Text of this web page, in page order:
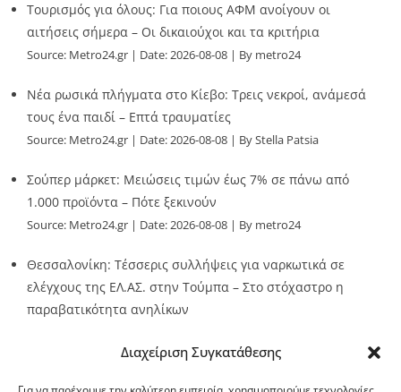
Διαχείριση Συγκατάθεσης
Τουρισμός για όλους: Για ποιους ΑΦΜ ανοίγουν οι
αιτήσεις σήμερα – Οι δικαιούχοι και τα κριτήρια
Source: Metro24.gr Date: 2026-08-08 By metro24
Νέα ρωσικά πλήγματα στο Κίεβο: Τρεις νεκροί, ανάμεσά
τους ένα παιδί – Επτά τραυματίες
Source: Metro24.gr Date: 2026-08-08 By Stella Patsia
Σούπερ μάρκετ: Μειώσεις τιμών έως 7% σε πάνω από
1.000 προϊόντα – Πότε ξεκινούν
Source: Metro24.gr Date: 2026-08-08 By metro24
Θεσσαλονίκη: Τέσσερις συλλήψεις για ναρκωτικά σε
ελέγχους της ΕΛ.ΑΣ. στην Τούμπα – Στο στόχαστρο η
παραβατικότητα ανηλίκων